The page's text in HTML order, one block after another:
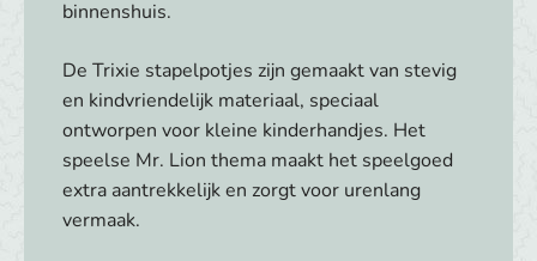
binnenshuis.
De Trixie stapelpotjes zijn gemaakt van stevig
en kindvriendelijk materiaal, speciaal
ontworpen voor kleine kinderhandjes. Het
speelse Mr. Lion thema maakt het speelgoed
extra aantrekkelijk en zorgt voor urenlang
vermaak.